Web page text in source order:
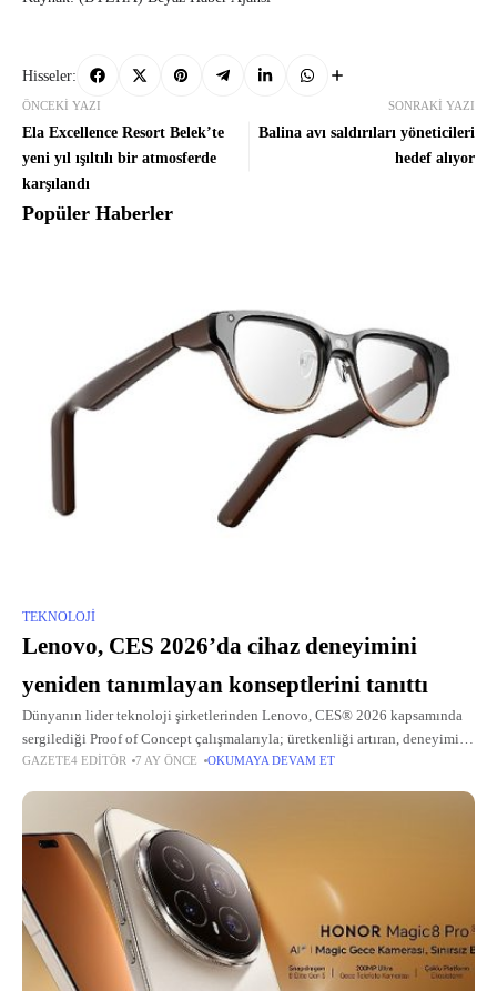
Hisseler:
ÖNCEKI YAZI
Ela Excellence Resort Belek’te
yeni yıl ışıltılı bir atmosferde
karşılandı
SONRAKI YAZI
Balina avı saldırıları yöneticileri
hedef alıyor
Popüler Haberler
TEKNOLOJI
Lenovo, CES 2026’da cihaz deneyimini
yeniden tanımlayan konseptlerini tanıttı
Dünyanın lider teknoloji şirketlerinden Lenovo, CES® 2026 kapsamında
sergilediği Proof of Concept çalışmalarıyla; üretkenliği artıran, deneyimi
zenginleştiren ve kullanıcılarını destekleyen yapay zeka destekli yeni
GAZETE4 EDITÖR 7 AY ÖNCE OKUMAYA DEVAM ET